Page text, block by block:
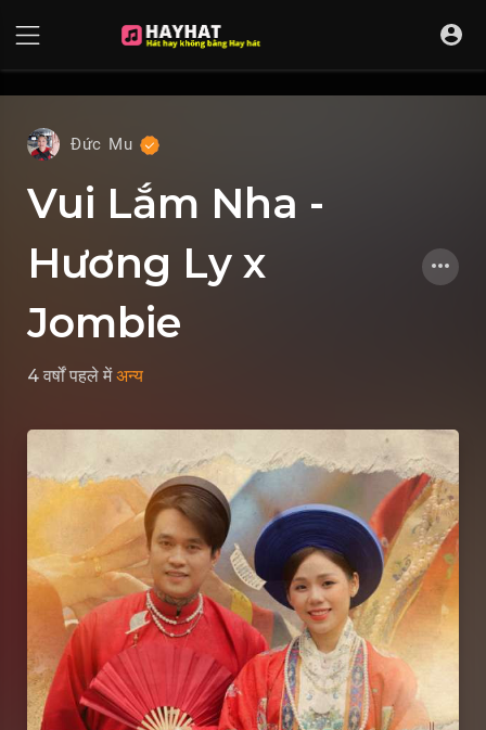
Đức Mu
Vui Lắm Nha -
Hương Ly x
Jombie
4 वर्षों पहले मेंअन्य